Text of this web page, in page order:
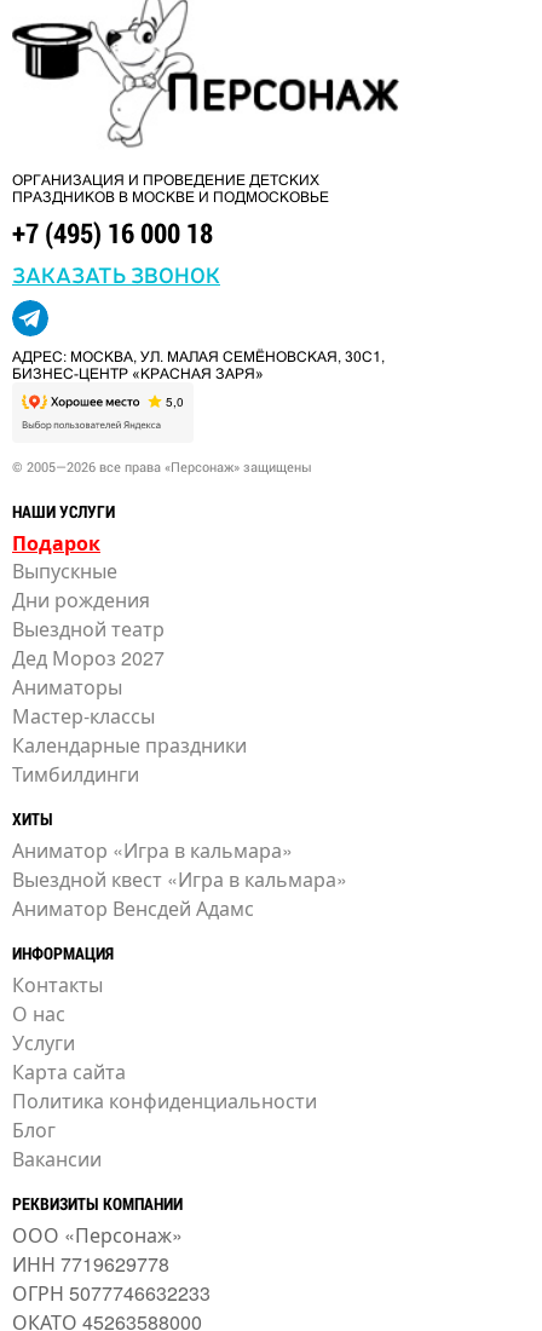
ОРГАНИЗАЦИЯ И ПРОВЕДЕНИЕ ДЕТСКИХ
ПРАЗДНИКОВ В МОСКВЕ И ПОДМОСКОВЬЕ
+7 (495) 16 000 18
ЗАКАЗАТЬ ЗВОНОК
АДРЕС: МОСКВА, УЛ. МАЛАЯ СЕМЁНОВСКАЯ, 30С1,
БИЗНЕС-ЦЕНТР «КРАСНАЯ ЗАРЯ»
© 2005—2026 все права «Персонаж» защищены
НАШИ УСЛУГИ
Подарок
Выпускные
Дни рождения
Выездной театр
Дед Мороз 2027
Аниматоры
Мастер-классы
Календарные праздники
Тимбилдинги
ХИТЫ
Аниматор «Игра в кальмара»
Выездной квест «Игра в кальмара»
Аниматор Венсдей Адамс
ИНФОРМАЦИЯ
Контакты
О нас
Услуги
Карта сайта
Политика конфиденциальности
Блог
Вакансии
РЕКВИЗИТЫ КОМПАНИИ
ООО «Персонаж»
ИНН 7719629778
ОГРН 5077746632233
ОКАТО 45263588000